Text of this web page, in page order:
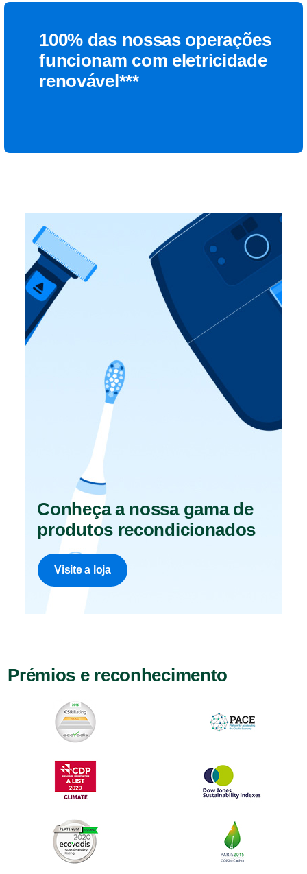
100% das nossas operações
funcionam com eletricidade
renovável***
Conheça a nossa gama de
produtos recondicionados
Visite a loja
Prémios e reconhecimento